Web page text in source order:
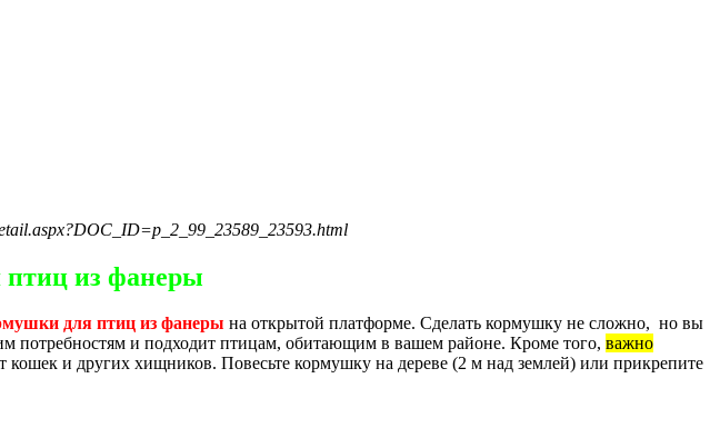
из фанеры
для птиц из фанеры на открытой платформе. Сделать кормушку не сложно, но вы
потребностям и подходит птицам, обитающим в вашем районе. Кроме того, важно
кошек и других хищников. Повесьте кормушку на дереве (2 м над землей) или прикрепите